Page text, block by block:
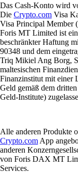
Das Cash-Konto wird
Die Crypto.com Visa
Visa Principal Member
Foris MT Limited ist
beschränkter Haftung
90348 und dem
Triq Mikiel Ang Borg,
maltesischen
Finanzinstitut mit einer
Geld gemäß dem
Geld-Institute)
Alle anderen Produkte
Crypto.com App
anderen
von Foris DAX MT
Services.